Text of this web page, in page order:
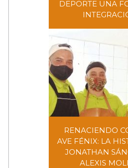
DEPORTE UNA
RENACIENDO
FÉNIX: LA
RENACIENDO
AVE FÉNIX: LA
JONATHAN
ALEXIS